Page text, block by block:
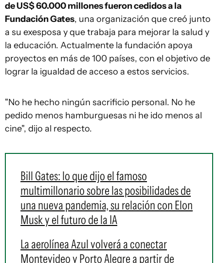
de US$ 60.000 millones fueron cedidos a la
Fundación Gates, una organización que creó junto
a su exesposa y que trabaja para mejorar la salud y
la educación. Actualmente la fundación apoya
proyectos en más de 100 países, con el objetivo de
lograr la igualdad de acceso a estos servicios.
"No he hecho ningún sacrificio personal. No he
pedido menos hamburguesas ni he ido menos al
cine", dijo al respecto.
Bill Gates: lo que dijo el famoso
multimillonario sobre las posibilidades de
una nueva pandemia, su relación con Elon
Musk y el futuro de la IA
La aerolínea Azul volverá a conectar
Montevideo y Porto Alegre a partir de